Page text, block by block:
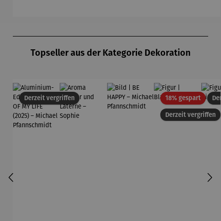
Topseller aus der Kategorie Dekoration
Derzeit vergriffen
Derzeit vergriffen
18% gespartRabatt